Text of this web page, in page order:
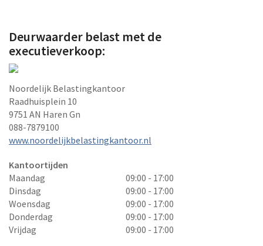
Deurwaarder belast met de
executieverkoop:
Noordelijk Belastingkantoor
Raadhuisplein 10
9751 AN Haren Gn
088-7879100
www.noordelijkbelastingkantoor.nl
Kantoortijden
Maandag
09:00 - 17:00
Dinsdag
09:00 - 17:00
Woensdag
09:00 - 17:00
Donderdag
09:00 - 17:00
Vrijdag
09:00 - 17:00